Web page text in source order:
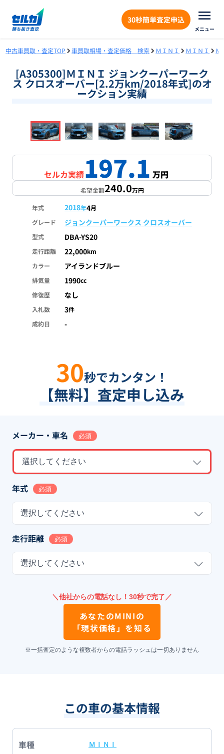
30秒簡単査定申込
メニュー
中古車買取・査定TOP 車買取相場・査定価格 検索 ＭＩＮＩ ＭＩＮＩ Ｍ
[A305300]ＭＩＮＩ ジョンクーパーワーク
ス クロスオーバー[2.2万km/2018年式]のオ
ークション実績
1/18
セルカ実績197.1万円
希望金額240.0万円
年式 2018年4月
グレード
ジョンクーパーワークス クロスオーバー
型式 DBA-YS20
走行距離 22,000km
カラー
アイランドブルー
排気量 1990cc
修復歴
なし
入札数 3件
成約日
-
30秒でカンタン！
【無料】査定申し込み
メーカー・車名 必須
選択してください
年式 必須
選択してください
走行距離 必須
選択してください
＼他社からの電話なし！30秒で完了／
あなたのMINIの
「現状価格」を知る
※一括査定のような複数者からの電話ラッシュは一切ありません
この車の基本情報
車種 ＭＩＮＩ